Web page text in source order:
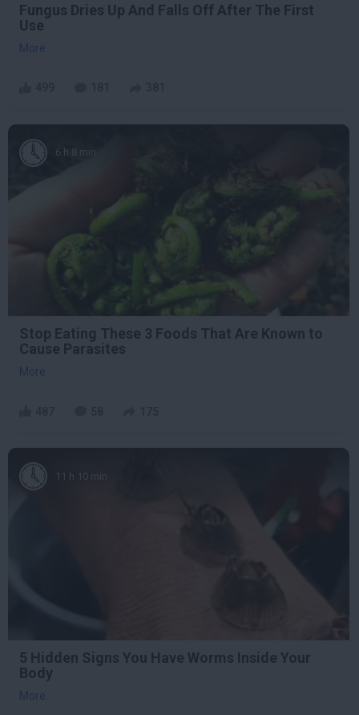
Fungus Dries Up And Falls Off After The First
Use
More
6 h 8 min
Stop Eating These 3 Foods That Are Known to
Cause Parasites
More
11 h 10 min
5 Hidden Signs You Have Worms Inside Your
Body
More